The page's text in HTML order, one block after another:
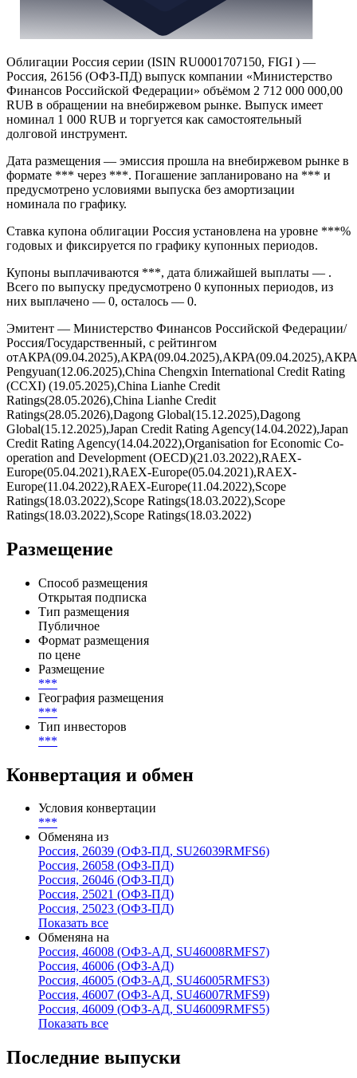
Облигации Россия серии (ISIN RU0001707150, FIGI ) —
Россия, 26156 (ОФЗ-ПД) выпуск компании «Министерство
Финансов Российской Федерации» объёмом 2 712 000 000,00
RUB в обращении на внебиржевом рынке. Выпуск имеет
номинал 1 000 RUB и торгуется как самостоятельный
долговой инструмент.
Дата размещения — эмиссия прошла на внебиржевом рынке в
формате *** через ***. Погашение запланировано на *** и
предусмотрено условиями выпуска без амортизации
номинала по графику.
Ставка купона облигации Россия установлена на уровне ***%
годовых и фиксируется по графику купонных периодов.
Купоны выплачиваются ***, дата ближайшей выплаты — .
Всего по выпуску предусмотрено 0 купонных периодов, из
них выплачено — 0, осталось — 0.
Эмитент — Министерство Финансов Российской Федерации/
Россия/Государственный, с рейтингом
Pengyuan(12.06.2025),China Chengxin International Credit Rating
(CCXI) (19.05.2025),China Lianhe Credit
Ratings(28.05.2026),China Lianhe Credit
Ratings(28.05.2026),Dagong Global(15.12.2025),Dagong
Global(15.12.2025),Japan Credit Rating Agency(14.04.2022),Japan
Credit Rating Agency(14.04.2022),Organisation for Economic Co-
operation and Development (OECD)(21.03.2022),RAEX-
Europe(05.04.2021),RAEX-Europe(05.04.2021),RAEX-
Europe(11.04.2022),RAEX-Europe(11.04.2022),Scope
Ratings(18.03.2022),Scope Ratings(18.03.2022),Scope
Ratings(18.03.2022),Scope Ratings(18.03.2022)
Размещение
Способ размещения
Открытая подписка
Тип размещения
Публичное
Формат размещения
по цене
Размещение
***
География размещения
***
Тип инвесторов
***
Конвертация и обмен
Условия конвертации
***
Обменяна из
Россия, 26039 (ОФЗ-ПД, SU26039RMFS6)
Россия, 26058 (ОФЗ-ПД)
Россия, 26046 (ОФЗ-ПД)
Россия, 25021 (ОФЗ-ПД)
Россия, 25023 (ОФЗ-ПД)
Показать все
Обменяна на
Россия, 46008 (ОФЗ-АД, SU46008RMFS7)
Россия, 46006 (ОФЗ-АД)
Россия, 46005 (ОФЗ-АД, SU46005RMFS3)
Россия, 46007 (ОФЗ-АД, SU46007RMFS9)
Россия, 46009 (ОФЗ-АД, SU46009RMFS5)
Показать все
Последние выпуски